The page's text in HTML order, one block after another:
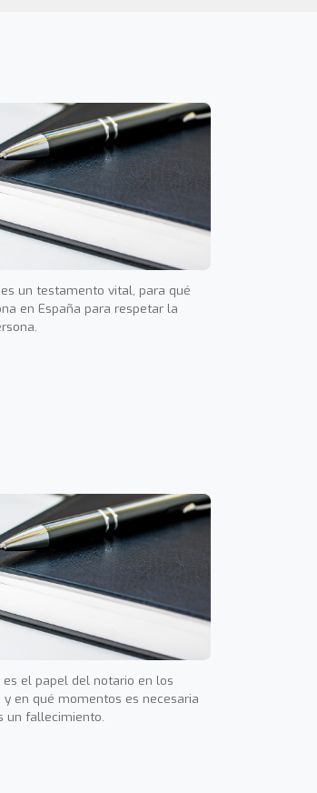
un testamento vital, para qué
en España para respetar la
es el papel del notario en los
en qué momentos es necesaria
un fallecimiento.